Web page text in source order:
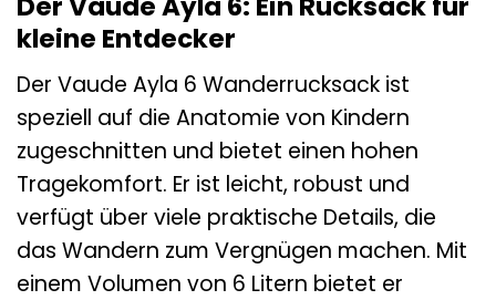
Der Vaude Ayla 6: Ein Rucksack für
kleine Entdecker
Der Vaude Ayla 6 Wanderrucksack ist
speziell auf die Anatomie von Kindern
zugeschnitten und bietet einen hohen
Tragekomfort. Er ist leicht, robust und
verfügt über viele praktische Details, die
das Wandern zum Vergnügen machen. Mit
einem Volumen von 6 Litern bietet er